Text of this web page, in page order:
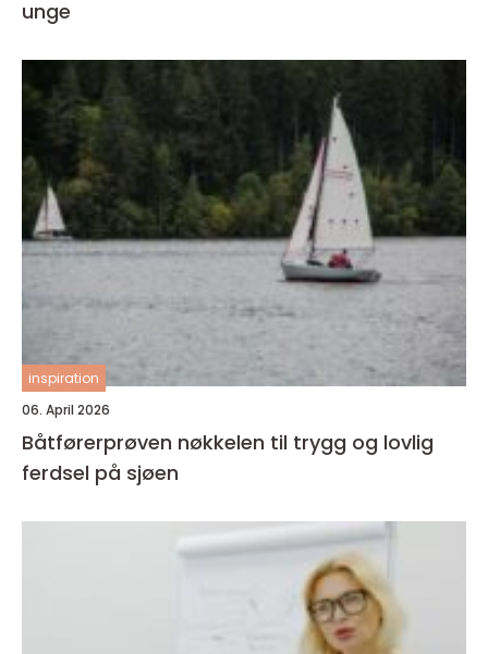
unge
inspiration
06. April 2026
Båtførerprøven nøkkelen til trygg og lovlig
ferdsel på sjøen